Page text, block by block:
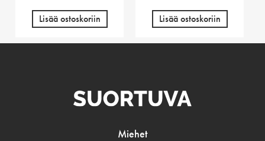
Lisää ostoskoriin Lisää ostoskoriin
Miehet